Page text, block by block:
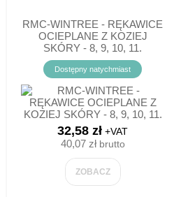
ODZIEŻ PE (FOLIOWA)
PŁASZCZE FOLIOWE
FARTUCHY FOLIOWE
ZARĘKAWKI FOLIOWE
RMC-WINTREE - RĘKAWICE
OCIEPLANE Z KOZIEJ
SKÓRY - 8, 9, 10, 11.
Dostępny natychmiast
32,58 zł +VAT
40,07 złbrutto
ZOBACZ